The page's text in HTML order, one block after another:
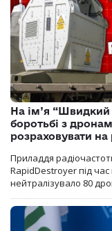
На ім’я “Швидкий
боротьбі з
розраховувати
Приладдя
RapidDestroyer під
нейтралізувало 80